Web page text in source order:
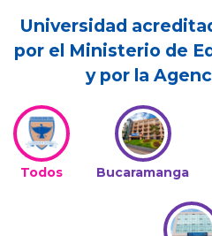
Universidad
por el Ministerio de
y por la
Todos Bucaramanga